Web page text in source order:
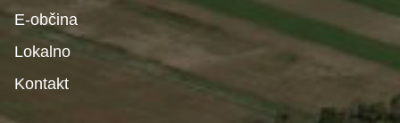
E-občina
Lokalno
Kontakt